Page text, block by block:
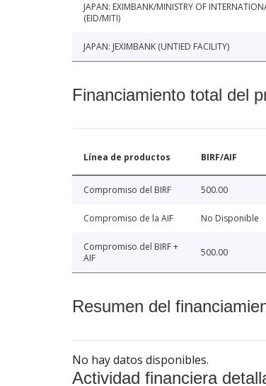
JAPAN: EXIMBANK/MINISTRY OF
(EID/MITI)
JAPAN: JEXIMBANK (UNTIED FACILITY)
Financiamiento total del
Línea de productos BIRF/AIF
Compromiso del BIRF 500.00
Compromiso de la AIF No Disponible
Compromiso del BIRF +
AIF
500.00
Resumen del
No hay datos disponibles.
Actividad financiera